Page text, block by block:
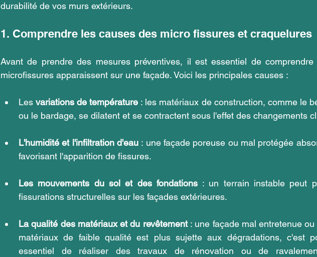
durabilité de vos murs extérieurs.
1. Comprendre les causes des micro fissures et craquelures
Avant de prendre des mesures préventives, il est essentiel de comprendre
microfissures apparaissent sur une façade. Voici les principales causes :
Les variations de température : les matériaux de construction, comme le
ou le bardage, se dilatent et se contractent sous l'effet des changements
L'humidité et l'infiltration d'eau : une façade poreuse ou mal protégée
favorisant l'apparition de fissures.
Les mouvements du sol et des fondations : un terrain instable peut
fissurations structurelles sur les façades extérieures.
La qualité des matériaux et du revêtement : une façade mal entretenue
matériaux de faible qualité est plus sujette aux dégradations, c'est
essentiel de réaliser des travaux de rénovation ou de